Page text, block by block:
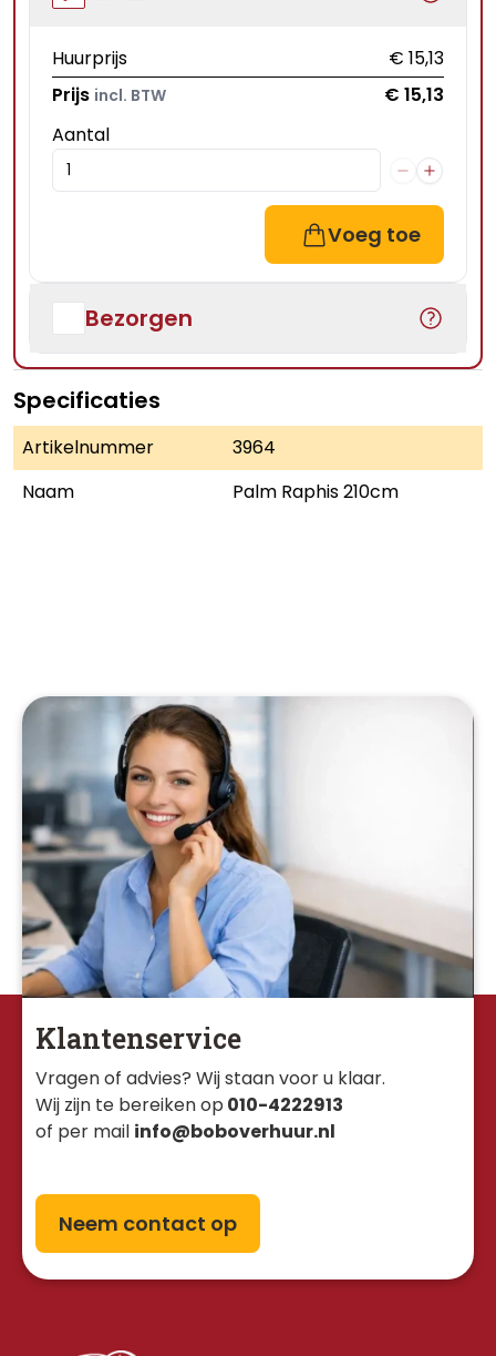
Huurprijs
€ 15,13
Prijs incl. BTW
€ 15,13
Aantal
Voeg toe
Bezorgen
Specificaties
Artikelnummer
3964
Naam
Palm Raphis 210cm
Klantenservice
Vragen of advies? Wij staan voor u klaar.
Wij zijn te bereiken op 010-4222913
of per mail info@boboverhuur.nl
Neem contact op